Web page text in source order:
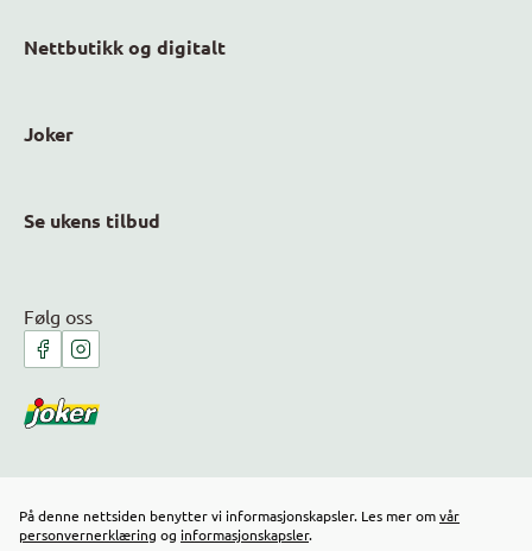
Nettbutikk og digitalt
Joker
Se ukens tilbud
Følg oss
På denne nettsiden benytter vi informasjonskapsler. Les mer omvår
personvernerklæring og informasjonskapsler.